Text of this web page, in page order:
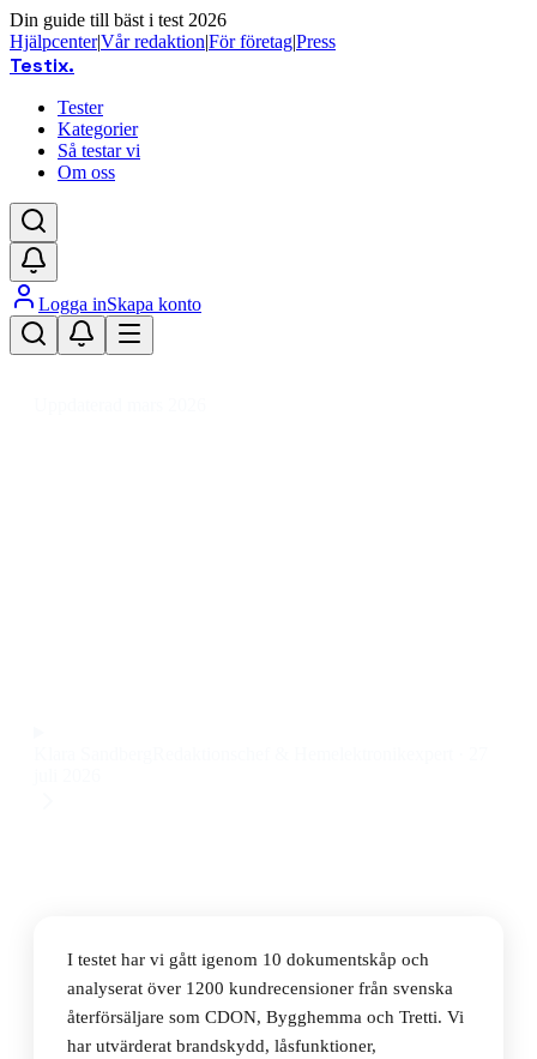
Din guide till bäst i test 2026
Hjälpcenter|Vår redaktion|För företag|Press
Testix.
Tester
Kategorier
Så testar vi
Om oss
Logga inSkapa konto
I testet har vi gått igenom 10 dokumentskåp och
analyserat över 1200 kundrecensioner från svenska
återförsäljare som CDON, Bygghemma och Tretti. Vi
har utvärderat brandskydd, låsfunktioner,